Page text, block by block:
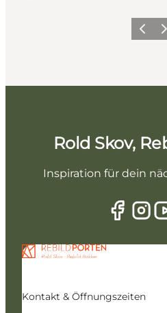
Rold Skov,
Inspiration für dein
Kontakt & Öffnungszeiten